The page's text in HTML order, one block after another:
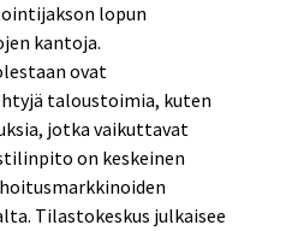
lopun
kantoja.
ovat
taloustoimia, kuten
jotka vaikuttavat
on keskeinen
Tilastokeskus julkaisee